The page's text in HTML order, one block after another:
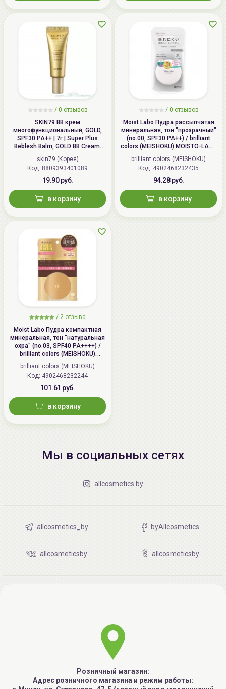
/ 0 отзывов
SKIN79 ВВ крем
многофункциональный, GOLD,
SPF30 PA++ | 7г | Super Plus
Beblesh Balm, GOLD BB Cream,
SPF30 PA++
skin79 (Корея)
Код: 8809393401089
19.90 руб.
в корзину
/ 0 отзывов
Moist Labo Пудра рассыпчатая
минеральная, тон "прозрачный"
(no.00, SPF30 PA++) / brilliant
colors (MEISHOKU) MOISTO-LABO
BB MINERAL FOUNDATION
brilliant colors (MEISHOKU)
(Япония)
Код: 4902468232435
94.28 руб.
в корзину
/ 2 отзыва
Moist Labo Пудра компактная
минеральная, тон "натуральная
охра" (no.03, SPF40 PA++++) /
brilliant colors (MEISHOKU)
MOISTO-LABO BB MINERAL
POWDER
brilliant colors (MEISHOKU)
(Япония)
Код: 4902468232244
101.61 руб.
в корзину
Мы в социальных сетях
allcosmetics.by
allcosmetics_by byAllcosmetics
allcosmeticsby allcosmeticsby
Розничный магазин:
Адрес розничного магазина и режим работы: